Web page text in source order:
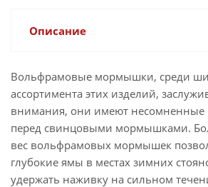
Описание
Вольфрамовые мормышки, среди
ассортимента этих изделий,
внимания, они имеют несомненные
перед свинцовыми мормышками.
вес вольфрамовых мормышек
глубокие ямы в местах зимних
удержать наживку на сильном